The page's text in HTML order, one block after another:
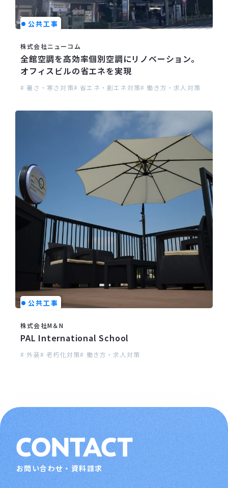
公共工事
株式会社ニューコム
全館空調を高効率個別空調にリノベーション。
オフィスビルの省エネを実現
# 暑さ・寒さ対策# 省エネ・創エネ対策# 働き方・求人対策
公共工事
株式会社M＆N
PAL International School
# 外装# 老朽化対策# 働き方・求人対策
お問い合わせ・資料請求